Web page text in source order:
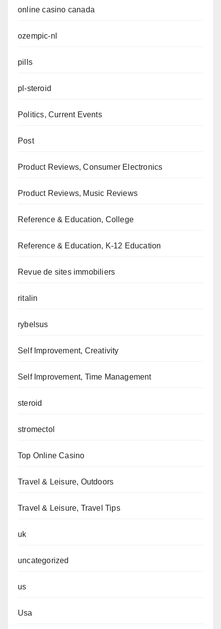
online casino canada
ozempic-nl
pills
pl-steroid
Politics, Current Events
Post
Product Reviews, Consumer Electronics
Product Reviews, Music Reviews
Reference & Education, College
Reference & Education, K-12 Education
Revue de sites immobiliers
ritalin
rybelsus
Self Improvement, Creativity
Self Improvement, Time Management
steroid
stromectol
Top Online Casino
Travel & Leisure, Outdoors
Travel & Leisure, Travel Tips
uk
uncategorized
us
Usa